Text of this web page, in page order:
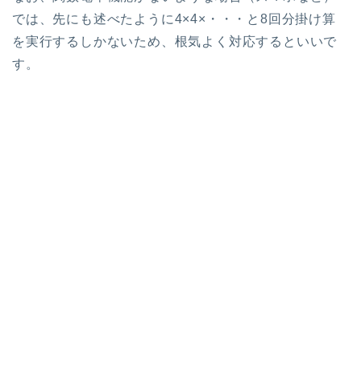
では、先にも述べたように4×4×・・・と8回分掛け算
を実行するしかないため、根気よく対応するといいで
す。